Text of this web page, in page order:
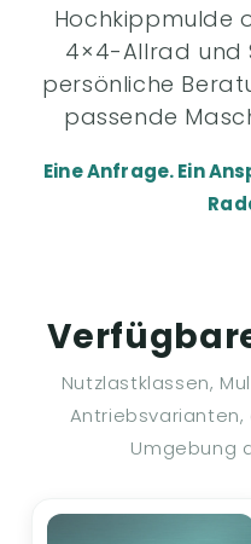
Hochkippmulde
4×4-Allrad und
persönliche
passende
Eine Anfrage. Ein
Nutzlastklassen,
Antriebsvarianten,
Umgebung